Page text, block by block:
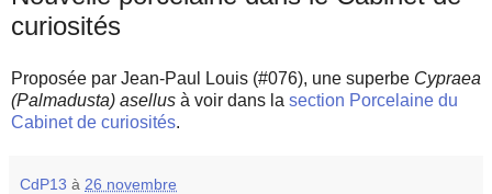
curiosités
Proposée par Jean-Paul Louis (#076), une superbe Cypraea
(Palmadusta) asellus à voir dans la section Porcelaine du
Cabinet de curiosités.
CdP13 à 26 novembre